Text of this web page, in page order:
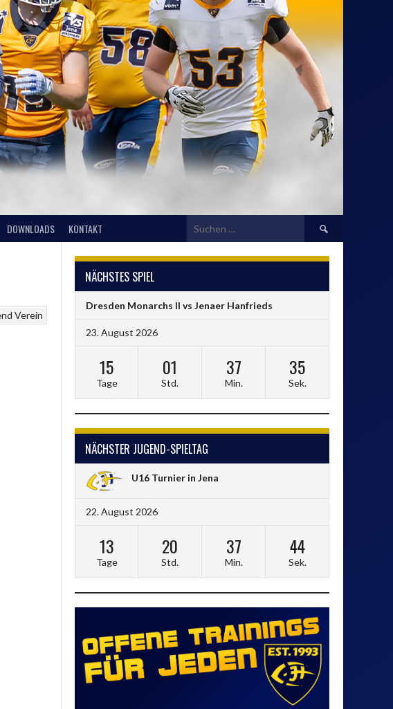
DOWNLOADS KONTAKT
Suchen
nach:
Verein
NÄCHSTES SPIEL
Dresden Monarchs II vs Jenaer Hanfrieds
23. August 2026
15
Tage
01
Std.
37
Min.
34
Sek.
NÄCHSTER JUGEND-SPIELTAG
U16 Turnier in Jena
22. August 2026
13
Tage
20
Std.
37
Min.
43
Sek.